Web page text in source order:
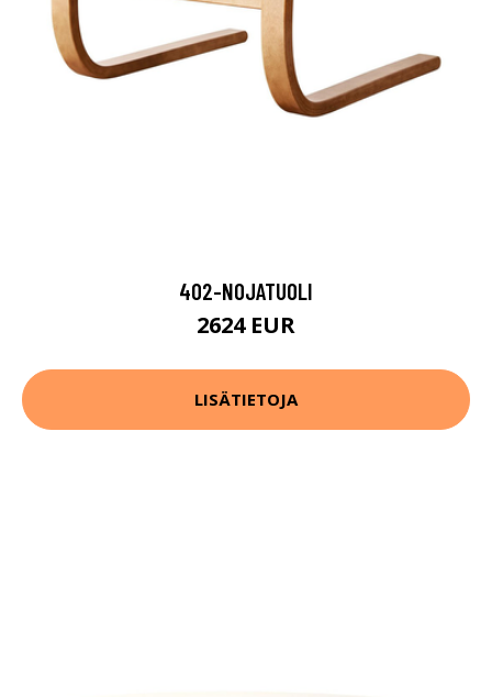
402-NOJATUOLI
2624 EUR
LISÄTIETOJA